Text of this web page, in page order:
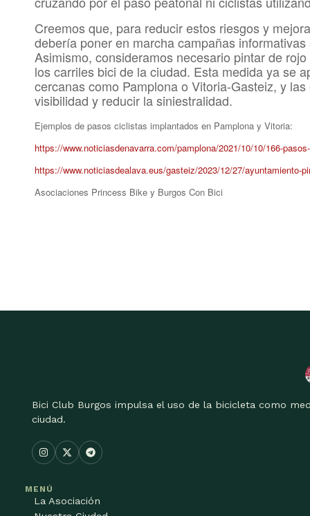
Creemos que, para reducir estos riesgos y
debería poner en marcha campañas
Asimismo, consideramos necesario pintar de
los carriles bici de la ciudad. Esta medida ya se
cercanas como Pamplona o Vitoria-Gasteiz, y
visibilidad y reducir la siniestralidad.
Ejemplos de pasos ciclistas implantados en Pamplona y Vitoria:
https://www.noticiasdenavarra.com/pamplona/2021/10/10/166-
https://www.noticiasdealava.eus/gasteiz/2023/12/27/ayuntamiento-
Asociaciones Princess Bike y Burgos Con Bici
Bici Club Burgos impulsa el uso de la bicicleta como
ciudad.
MENÚ
La Asociación